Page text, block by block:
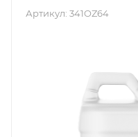
Артикул: 341OZ64